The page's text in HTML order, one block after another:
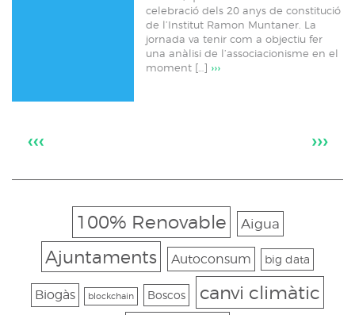
celebració dels 20 anys de constitució
de l’Institut Ramon Muntaner. La
jornada va tenir com a objectiu fer
una anàlisi de l’associacionisme en el
moment […] ›››
‹‹‹ ›››
100% Renovable Aigua
Ajuntaments Autoconsum big data
Biogàs blockchain Boscos canvi climàtic